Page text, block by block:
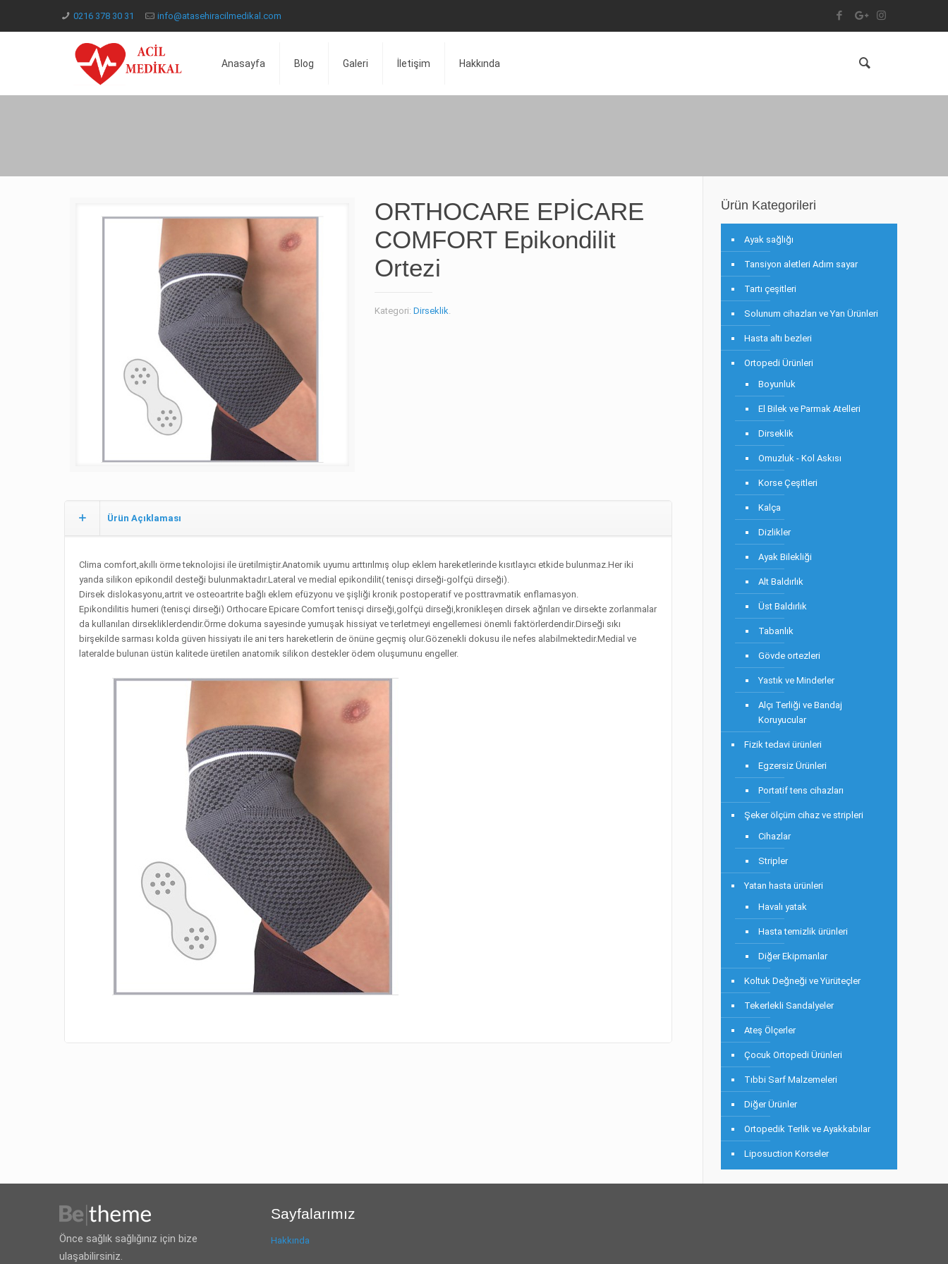
0216 378 30 31 info@atasehiracilmedikal.com
Anasayfa Blog Galeri İletişim Hakkında
ORTHOCARE EPİCARE
COMFORT Epikondilit
Ortezi
Kategori: Dirseklik.
Ürün Açıklaması
Clima comfort,akıllı örme teknolojisi ile üretilmiştir.Anatomik uyumu arttırılmış olup eklem hareketlerinde kısıtlayıcı etkide bulunmaz.Her iki
yanda silikon epikondil desteği bulunmaktadır.Lateral ve medial epikondilit( tenisçi dirseği-golfçü dirseği).
Dirsek dislokasyonu,artrit ve osteoartrite bağlı eklem efüzyonu ve şişliği kronik postoperatif ve posttravmatik enflamasyon.
Epikondilitis humeri (tenisçi dirseği) Orthocare Epicare Comfort tenisçi dirseği,golfçü dirseği,kronikleşen dirsek ağrıları ve dirsekte zorlanmalar
da kullanılan dirsekliklerdendir.Örme dokuma sayesinde yumuşak hissiyat ve terletmeyi engellemesi önemli faktörlerdendir.Dirseği sıkı
birşekilde sarması kolda güven hissiyatı ile ani ters hareketlerin de önüne geçmiş olur.Gözenekli dokusu ile nefes alabilmektedir.Medial ve
lateralde bulunan üstün kalitede üretilen anatomik silikon destekler ödem oluşumunu engeller.
Ürün Kategorileri
Ayak sağlığı
Tansiyon aletleri Adım sayar
Tartı çeşitleri
Solunum cihazları ve Yan Ürünleri
Hasta altı bezleri
Ortopedi Ürünleri
Boyunluk
El Bilek ve Parmak Atelleri
Dirseklik
Omuzluk - Kol Askısı
Korse Çeşitleri
Kalça
Dizlikler
Ayak Bilekliği
Alt Baldırlık
Üst Baldırlık
Tabanlık
Gövde ortezleri
Yastık ve Minderler
Alçı Terliği ve Bandaj
Koruyucular
Fizik tedavi ürünleri
Egzersiz Ürünleri
Portatif tens cihazları
Şeker ölçüm cihaz ve stripleri
Cihazlar
Stripler
Yatan hasta ürünleri
Havalı yatak
Hasta temizlik ürünleri
Diğer Ekipmanlar
Koltuk Değneği ve Yürüteçler
Tekerlekli Sandalyeler
Ateş Ölçerler
Çocuk Ortopedi Ürünleri
Tıbbi Sarf Malzemeleri
Diğer Ürünler
Ortopedik Terlik ve Ayakkabılar
Liposuction Korseler
Önce sağlık sağlığınız için bize
ulaşabilirsiniz.
Sayfalarımız
Hakkında